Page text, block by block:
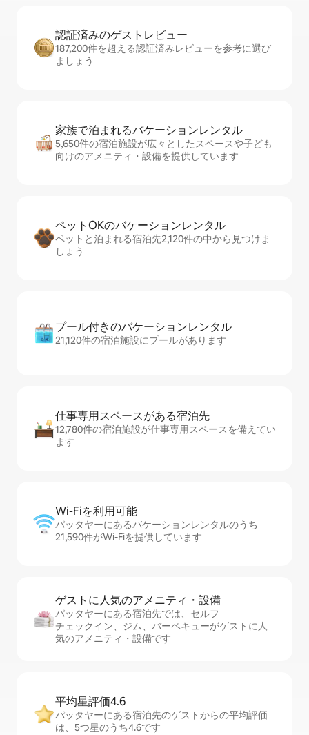
認証済みのゲ⁠ス⁠ト⁠レ⁠ビ⁠ュ⁠ー
187,200件を超える認証済みレビューを参考に選び
ましょう
家族で泊まれるバ⁠ケ⁠ー⁠シ⁠ョ⁠ンレ⁠ン⁠タ⁠ル
5,650件の宿泊施設が広々としたスペースや子ども
向けのアメニティ・設備を提供しています
ペットOKのバ⁠ケ⁠ー⁠シ⁠ョ⁠ンレ⁠ン⁠タ⁠ル
ペットと泊まれる宿泊先2,120件の中から見つけま
しょう
プール付きのバ⁠ケ⁠ー⁠シ⁠ョ⁠ンレ⁠ン⁠タ⁠ル
21,120件の宿泊施設にプールがあります
仕事専用ス⁠ペ⁠ー⁠スがあ⁠る宿⁠泊⁠先
12,780件の宿泊施設が仕事専用スペースを備えてい
ます
Wi-Fiを利⁠用⁠可⁠能
パッタヤーにあるバケーションレンタルのうち
21,590件がWi-Fiを提供しています
ゲストに人⁠気⁠のア⁠メ⁠ニ⁠テ⁠ィ・設⁠備
パッタヤーにある宿泊先では、セ⁠ル⁠フ
チ⁠ェ⁠ッ⁠ク⁠イ⁠ン、ジム、バーベキューがゲストに人
気のアメニティ・設備です
平均星評価4.6
パッタヤーにある宿泊先のゲストからの平均評価
は、5つ星のうち4.6です